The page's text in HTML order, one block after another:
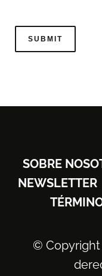
SOBRE
NEWSLETTER
© Copyright